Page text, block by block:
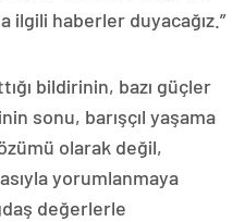
ilgili haberler duyacağız.”
bildirinin, bazı güçler
sonu, barışçıl yaşama
olarak değil,
yorumlanmaya
değerlerle